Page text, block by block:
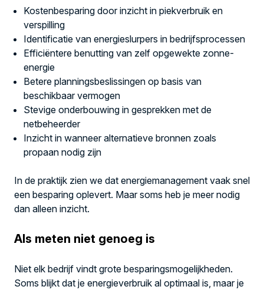
Kostenbesparing door inzicht in piekverbruik en
verspilling
Identificatie van energieslurpers in bedrijfsprocessen
Efficiëntere benutting van zelf opgewekte zonne-
energie
Betere planningsbeslissingen op basis van
beschikbaar vermogen
Stevige onderbouwing in gesprekken met de
netbeheerder
Inzicht in wanneer alternatieve bronnen zoals
propaan nodig zijn
In de praktijk zien we dat energiemanagement vaak snel
een besparing oplevert. Maar soms heb je meer nodig
dan alleen inzicht.
Als meten niet genoeg is
Niet elk bedrijf vindt grote besparingsmogelijkheden.
Soms blijkt dat je energieverbruik al optimaal is, maar je